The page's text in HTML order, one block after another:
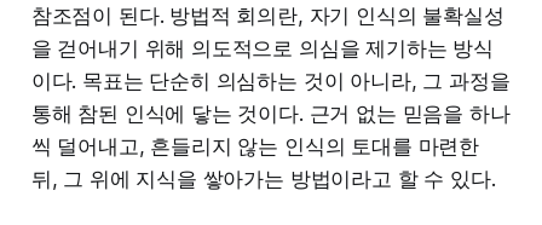
참조점이 된다. 방법적 회의란, 자기 인식의 불확실성
을 걷어내기 위해 의도적으로 의심을 제기하는 방식
이다. 목표는 단순히 의심하는 것이 아니라, 그 과정을
통해 참된 인식에 닿는 것이다. 근거 없는 믿음을 하나
씩 덜어내고, 흔들리지 않는 인식의 토대를 마련한
뒤, 그 위에 지식을 쌓아가는 방법이라고 할 수 있다.